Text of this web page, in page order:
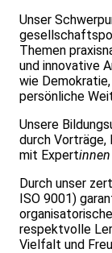
Unser
Themen
und innovative
wie
persönliche
Unsere
durch Vorträge,
mit Expertinnen
Durch unser
ISO 9001)
respektvolle
Vielfalt und